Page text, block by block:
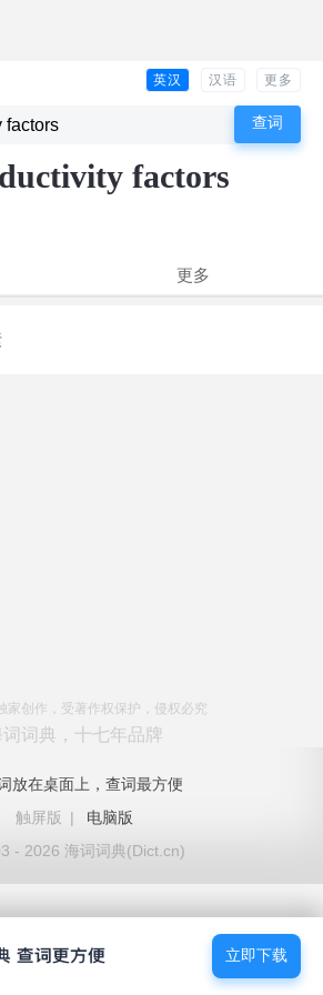
英汉 汉语 更多
factors
更多
家创作，受著作权保护，侵权必究
词词典，十七年品牌
放在桌面上，查词最方便
触屏版
|
电脑版
- 2026 海词词典(Dict.cn)
立即下载
立即下载